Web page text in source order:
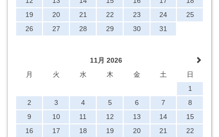
19
20 21 22 23 24
25
26
27 28 29 30 31
11月 2026
月
火 水 木 金 土
日
1
2
3 4 5 6 7
8
9
10 11 12 13 14
15
16
17 18 19 20 21
22